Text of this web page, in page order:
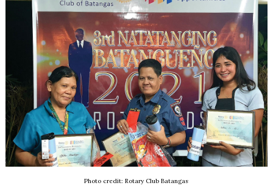
Photo credit: Rotary Club Batangas